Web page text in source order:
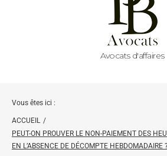
Avocats d'affaires
Vous êtes ici :
ACCUEIL /
PEUT-ON PROUVER LE NON-PAIEMENT DES
EN L’ABSENCE DE DÉCOMPTE HEBDOMADAIRE